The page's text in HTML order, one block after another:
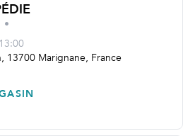
•
13:00
13700 Marignane, France